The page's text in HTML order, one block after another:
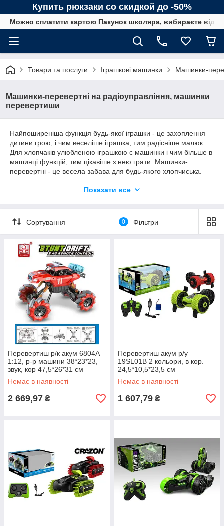
Купить рюкзаки со скидкой до -50%
Можно сплатити картою Пакунок школяра, вибираєте від
Товари та послуги Іграшкові машинки Машинки-
Машинки-перевертні на радіоуправління, машинки
перевертиши
Найпоширеніша функція будь-якої іграшки - це захоплення
дитини грою, і чим веселіше іграшка, тим радісніше малюк.
Для хлопчаків улюбленою іграшкою є машинки і чим більше в
машинці функцій, тим цікавіше з нею грати. Машинки-
перевертні - це весела забава для будь-якого хлопчиська.
перевертається і знову робить свій шлях незважаючи на
буває днями з нею не розлучаються. На нашому сайті ви
можете з легкістю підібрати таку машинку-перевертиш вашій
дитині і будьте впевнені він годинами буде захоплений грою.
у нас величезний асортимент продукції і хороші ціни, а так
само слідкуйте за акціями і знижками на шкільний
асортимент!
Показати все
Сортування 0 Фільтри
Перевертиш р/к акум 6804A
1:12, р-р машини 38*23*23,
звук, кор 47,5*26*31 см
Немає в наявності
2 669,97 ₴
Перевертиш акум р/у
19SL01B 2 кольори, в кор.
24,5*10,5*23,5 см
Немає в наявності
1 607,79 ₴